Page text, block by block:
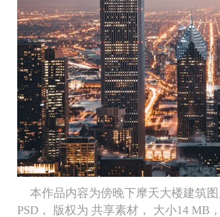
本作品内容为傍晚下摩天大楼建筑
PSD， 版权为 共享素材， 大小14 MB